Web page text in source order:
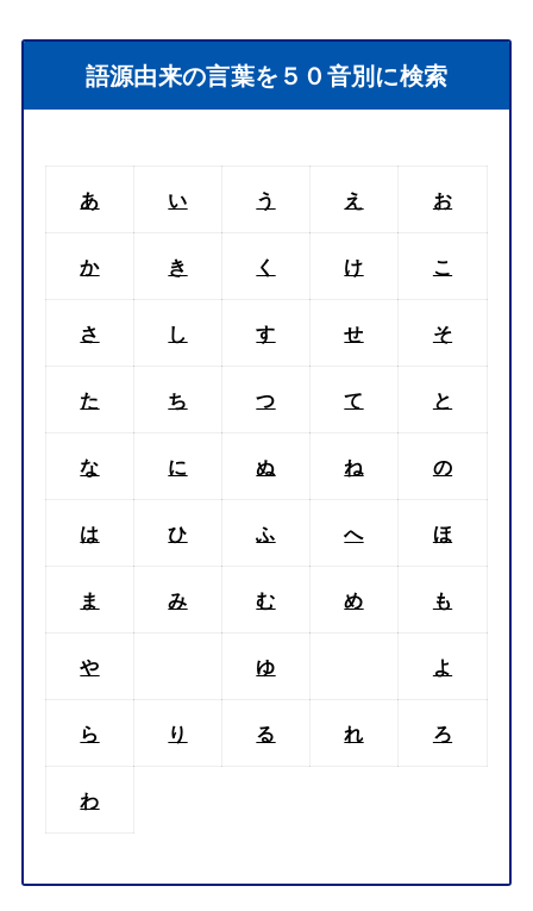
語源由来の言葉を５０音別に検索
あ い う え お
か き く け こ
さ し す せ そ
た ち つ て と
な に ぬ ね の
は ひ ふ へ ほ
ま み む め も
や ゆ よ
ら り る れ ろ
わ